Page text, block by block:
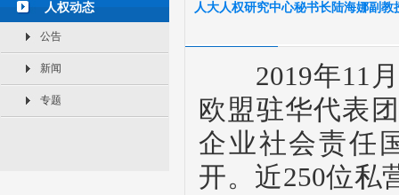
人权动态
公告
新闻
专题
人大人权研究中心秘书长陆海娜副
2019年11
欧盟驻华代表
企业社会责任
开。近250位私